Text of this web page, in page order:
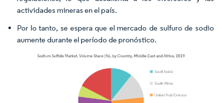
actividades mineras en el país.
Por lo tanto, se espera que el mercado de sulfuro de sodio
aumente durante el período de pronóstico.